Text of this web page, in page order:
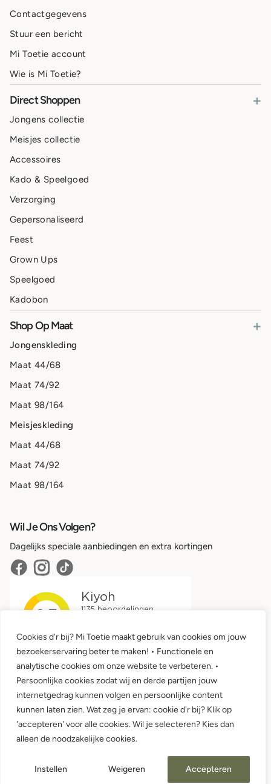
Cookies d'r bij? Mi Toetie maakt gebruik van cookies om jouw
bezoekerservaring beter te maken! • Functionele en
analytische cookies om onze website te verbeteren. •
Persoonlijke cookies zodat wij en derde partijen jouw
internetgedrag kunnen volgen en persoonlijke content
kunnen laten zien. Wat zeg je ervan: cookie d'r bij? Klik op
'accepteren' voor alle cookies. Wil je selecteren? Kies dan
alleen de noodzakelijke cookies.
Instellen Weigeren Accepteren
Contactgegevens
Stuur een bericht
Mi Toetie account
Wie is Mi Toetie?
Direct Shoppen +
Jongens collectie
Meisjes collectie
Accessoires
Kado & Speelgoed
Verzorging
Gepersonaliseerd
Feest
Grown Ups
Speelgoed
Kadobon
Shop Op Maat +
Jongenskleding
Maat 44/68
Maat 74/92
Maat 98/164
Meisjeskleding
Maat 44/68
Maat 74/92
Maat 98/164
Wil Je Ons Volgen?
Dagelijks speciale aanbiedingen en extra kortingen
Algemene voorwaarden •
© 2026 Mi Toetie Babykleding en Kinderkleding